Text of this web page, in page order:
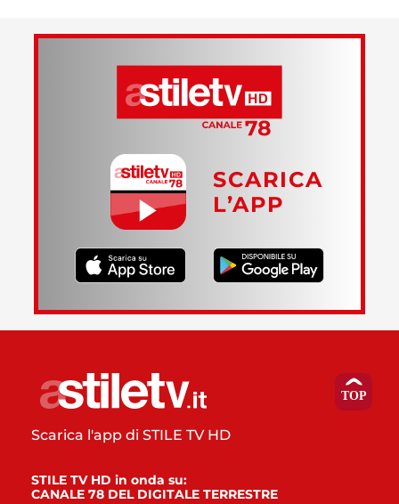
SCARICA
L’APP
Scarica l'app di STILE TV HD
STILE TV HD in onda su:
CANALE 78 DEL DIGITALE TERRESTRE